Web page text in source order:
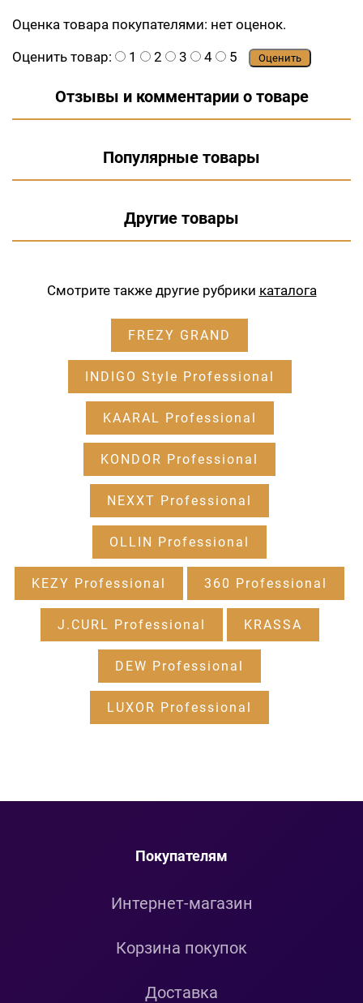
Оценка товара покупателями: нет оценок.
Оценить товар:
1 2 3 4 5 Оценить
Отзывы и комментарии о товаре
Популярные товары
Другие товары
Смотрите также другие рубрики каталога
FREZY GRAND
INDIGO Style Professional
KAARAL Professional
KONDOR Professional
NEXXT Professional
OLLIN Professional
KEZY Professional 360 Professional
J.CURL Professional KRASSA
DEW Professional
LUXOR Professional
Покупателям
Интернет-магазин
Корзина покупок
Доставка